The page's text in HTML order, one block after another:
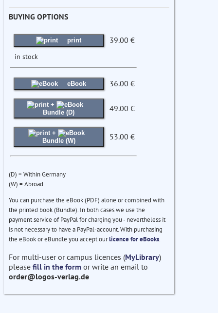
BUYING OPTIONS
print 39.00 €
in stock
eBook 36.00 €
+
Bundle (D)
49.00 €
+
Bundle (W)
53.00 €
(D) = Within Germany
(W) = Abroad
You can purchase the eBook (PDF) alone or combined with
the printed book (Bundle). In both cases we use the
payment service of PayPal for charging you - nevertheless it
is not necessary to have a PayPal-account. With purchasing
the eBook or eBundle you accept ourlicence for eBooks.
For multi-user or campus licences (MyLibrary)
please fill in the form or write an email to
order@logos-verlag.de